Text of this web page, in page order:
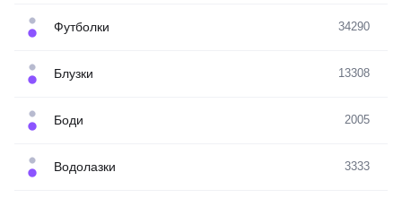
Футболки 34290
Блузки 13308
Боди 2005
Водолазки 3333